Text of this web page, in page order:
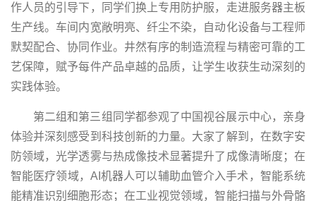
作人员的引导下，同学们换上专用防护服，走进服务器主板
生产线。车间内宽敞明亮、纤尘不染，自动化设备与工程师
默契配合、协同作业。井然有序的制造流程与精密可靠的工
艺保障，赋予每件产品卓越的品质，让学生收获生动深刻的
实践体验。
第二组和第三组同学都参观了中国视谷展示中心，亲身
体验并深刻感受到科技创新的力量。大家了解到，在数字安
防领域，光学透雾与热成像技术显著提升了成像清晰度；在
智能医疗领域，AI机器人可以辅助血管介入手术，智能系统
能精准识别细胞形态；在工业视觉领域，智能扫描与外骨骼